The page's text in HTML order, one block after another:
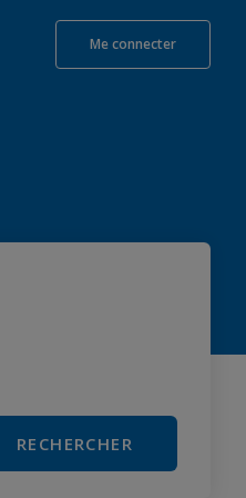
Me connecter
RECHERCHER